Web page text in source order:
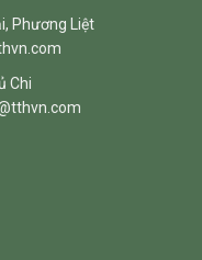
Phương Liệt
Chi